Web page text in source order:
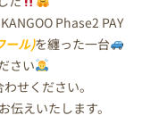
Phase2 PAY
ール)を纏った一台
さい
せください。
えいたします。